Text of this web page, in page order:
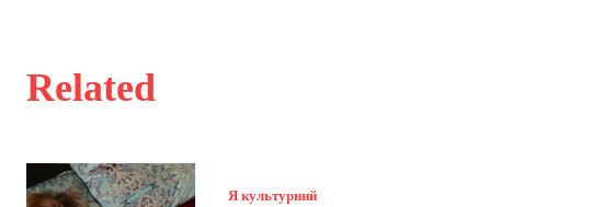
Related
Я культурний